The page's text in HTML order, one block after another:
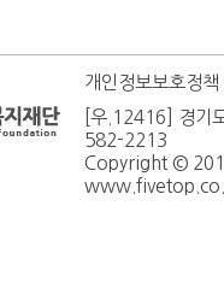
개인정보보호정책
[우.12416] 경
582-2213
Copyright ©